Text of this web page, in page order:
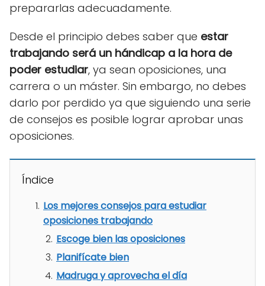
prepararlas adecuadamente.
Desde el principio debes saber que estar
trabajando será un hándicap a la hora de
poder estudiar, ya sean oposiciones, una
carrera o un máster. Sin embargo, no debes
darlo por perdido ya que siguiendo una serie
de consejos es posible lograr aprobar unas
oposiciones.
Índice
Los mejores consejos para estudiar
oposiciones trabajando
Escoge bien las oposiciones
Planifícate bien
Madruga y aprovecha el día